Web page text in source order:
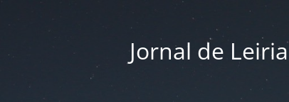
Jornal de Leiria